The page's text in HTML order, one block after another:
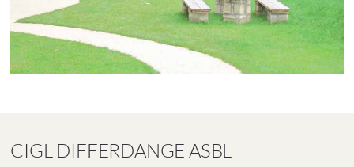
CIGL DIFFERDANGE ASBL